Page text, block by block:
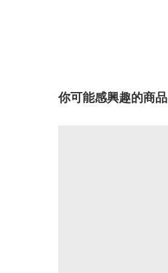
你可能感興趣的商品